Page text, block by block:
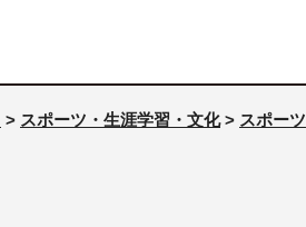
> スポーツ・生涯学習・文化> スポーツ